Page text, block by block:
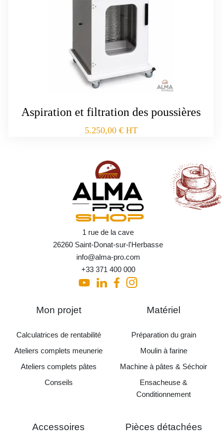
Aspiration et filtration des poussières
5.250,00 € HT
1 rue de la cave
26260 Saint-Donat-sur-l'Herbasse
info@alma-pro.com
+33 371 400 000
Mon projet
Calculatrices de rentabilité
Ateliers complets meunerie
Ateliers complets pâtes
Conseils
Matériel
Préparation du grain
Moulin à farine
Machine à pâtes & Séchoir
Ensacheuse &
Conditionnement
Accessoires Pièces détachées